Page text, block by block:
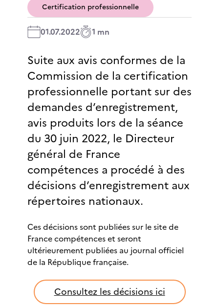
Certification professionnelle
01.07.2022 1 mn
Suite aux avis conformes de la
Commission de la certification
professionnelle portant sur des
demandes d’enregistrement,
avis produits lors de la séance
du 30 juin 2022, le Directeur
général de France
compétences a procédé à des
décisions d’enregistrement aux
répertoires nationaux.
Ces décisions sont publiées sur le site de
France compétences et seront
ultérieurement publiées au journal officiel
de la République française.
Consultez les décisions ici